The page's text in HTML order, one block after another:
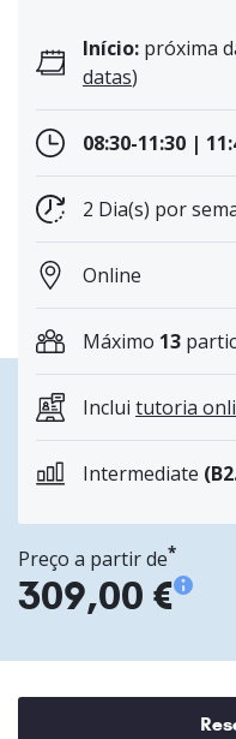
Início: próxima
datas)
08:30-11:30 |
2 Dia(s) por
Online
Máximo 13
Inclui tutoria
Intermediate
Preço a partir de*
309,00 €